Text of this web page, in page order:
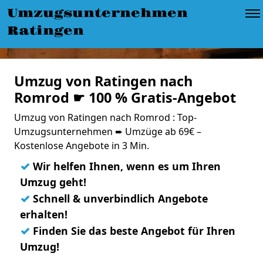
Umzugsunternehmen
Ratingen
Umzug von Ratingen nach
Romrod ☛ 100 % Gratis-Angebot
Umzug von Ratingen nach Romrod : Top-
Umzugsunternehmen ➨ Umzüge ab 69€ –
Kostenlose Angebote in 3 Min.
✓ Wir helfen Ihnen, wenn es um Ihren
Umzug geht!
✓ Schnell & unverbindlich Angebote
erhalten!
✓ Finden Sie das beste Angebot für Ihren
Umzug!